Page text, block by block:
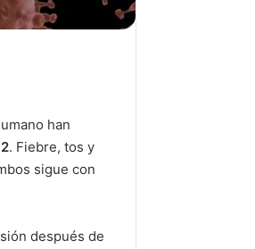
han
. Fiebre, tos y
sigue con
después de